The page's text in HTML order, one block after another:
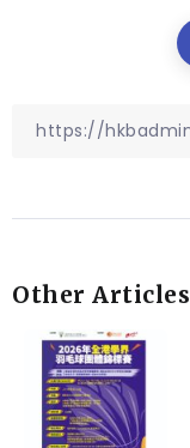
Other Articles